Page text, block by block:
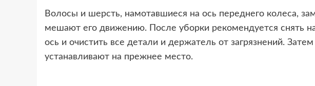
Волосы и шерсть, намотавшиеся на ось переднего колеса,
мешают его движению. После уборки рекомендуется снять
ось и очистить все детали и держатель от загрязнений.
устанавливают на прежнее место.